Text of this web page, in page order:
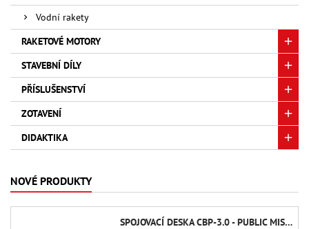
Vodní rakety
RAKETOVÉ MOTORY
STAVEBNÍ DÍLY
PŘÍSLUŠENSTVÍ
ZOTAVENÍ
DIDAKTIKA
NOVÉ PRODUKTY
SPOJOVACÍ DESKA CBP-3.0 - PUBLIC MISSILES LTD.